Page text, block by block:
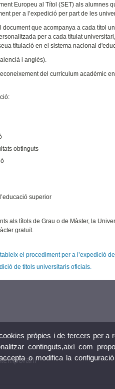
Europeu al Títol (SET) als alumnes
per a l’expedició per part de les
document que acompanya a cada títol
per a cada titulat
titulació en el sistema nacional
i anglés).
del currículum acadèmic
obtinguts
superior
als títols de Grau o de Màster, la
gratuït.
el procediment per a l’expedició
de títols universitaris oficials.
pròpies i de tercers per a
continguts,així com
o modifica la